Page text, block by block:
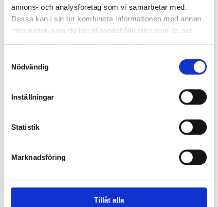
annons- och analysföretag som vi samarbetar med.
Dessa kan i sin tur kombinera informationen med annan
information som du har tillhandahållit eller som de har
Nödvändig
Inställningar
Statistik
Marknadsföring
Tillåt alla
Grodan, Steg 2
Ett steg mot självständighet
I Grodan börjar barnet ta sina första självständiga rörelser i
frivilligt från kanten eller flytmatta. Vi fortsätter att utveckla
barnets benspark, balans och kroppskontroll – viktiga delar för